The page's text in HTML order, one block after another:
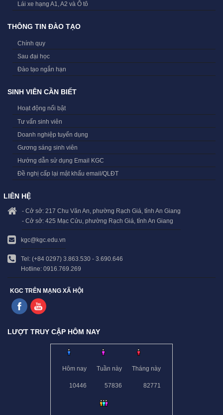
Lái xe hạng A1, A2 và Ô tô
THÔNG TIN ĐÀO TẠO
Chính quy
Sau đại học
Đào tạo ngắn hạn
SINH VIÊN CẦN BIẾT
Hoạt động nổi bật
Tư vấn sinh viên
Doanh nghiệp tuyển dụng
Gương sáng sinh viên
Hướng dẫn sử dụng Email KGC
Đề nghị cấp lại mật khẩu email/QLĐT
LIÊN HỆ
- Cở sở: 217 Chu Văn An, phường Rạch Giá, tỉnh An Giang
- Cở sở: 425 Mạc Cửu, phường Rạch Giá, tỉnh An Giang
kgc@kgc.edu.vn
Tel: (+84 0297) 3.863.530 - 3.690.646
Hotline: 0916.769.269
KGC TRÊN MẠNG XÃ HỘI
LƯỢT TRUY CẬP HÔM NAY
Hôm nay
10446
Tuần này
57836
Tháng này
82771